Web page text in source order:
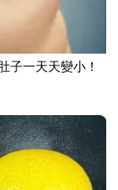
子一天天變小！